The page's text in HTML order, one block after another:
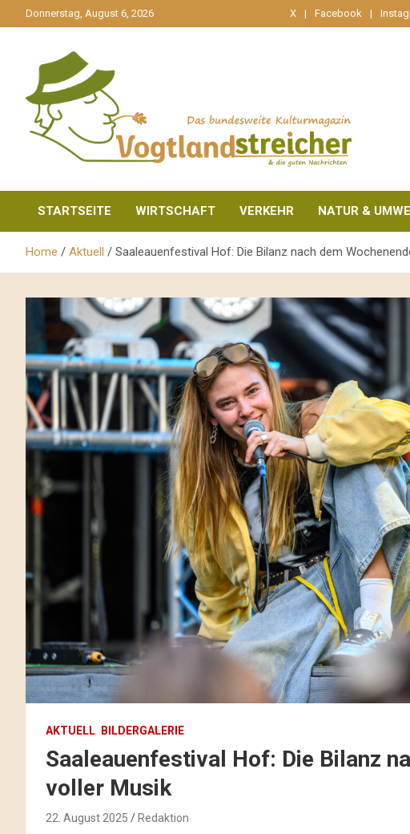
zum
Donnerstag, August 6, 2026 X Facebook
Vogtlandstreicher
STARTSEITE WIRTSCHAFT VERKEHR NATUR &
Home Aktuell Saaleauenfestival Hof: Die Bilanz nach dem
AKTUELL BILDERGALERIE
Saaleauenfestival Hof: Die Bilanz
voller Musik
22. August 2025 Redaktion